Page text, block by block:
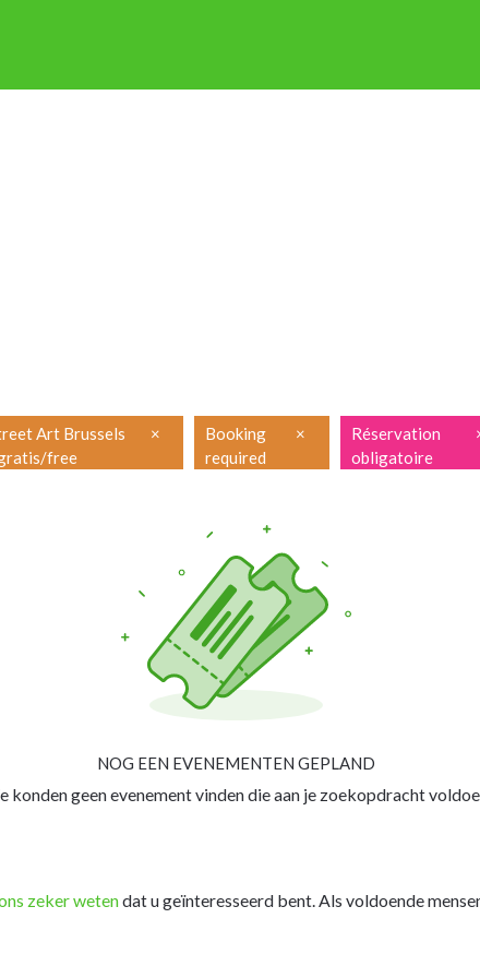
Art Brussels
free
×
Booking
required
×
Réservation
obligatoire
NOG EEN EVENEMENTEN GEPLAND
konden geen evenement vinden die aan je zoekopdracht
zeker wetendat u geïnteresseerd bent. Als voldoende